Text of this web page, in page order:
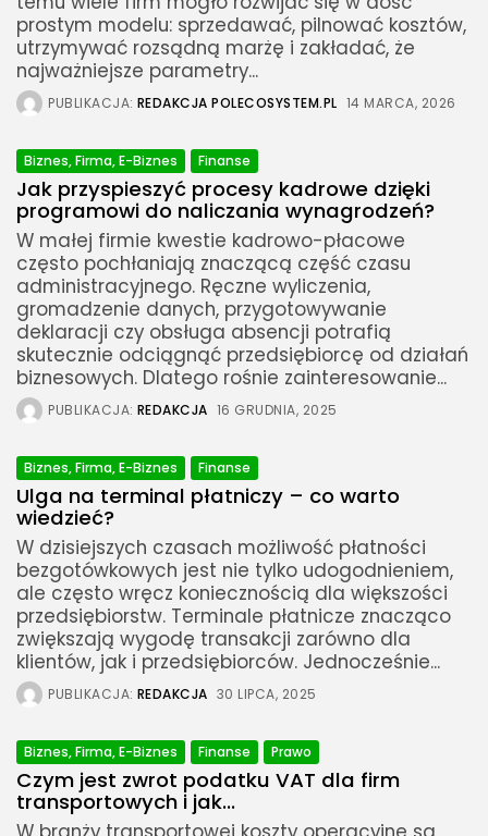
prostym modelu: sprzedawać, pilnować kosztów,
utrzymywać rozsądną marżę i zakładać, że
najważniejsze parametry...
PUBLIKACJA: REDAKCJA POLECOSYSTEM.PL 14 MARCA, 2026
Biznes, Firma, E-Biznes Finanse
Jak przyspieszyć procesy kadrowe dzięki
programowi do naliczania wynagrodzeń?
W małej firmie kwestie kadrowo-płacowe
często pochłaniają znaczącą część czasu
administracyjnego. Ręczne wyliczenia,
gromadzenie danych, przygotowywanie
deklaracji czy obsługa absencji potrafią
skutecznie odciągnąć przedsiębiorcę od działań
biznesowych. Dlatego rośnie zainteresowanie...
PUBLIKACJA: REDAKCJA 16 GRUDNIA, 2025
Biznes, Firma, E-Biznes Finanse
Ulga na terminal płatniczy – co warto
wiedzieć?
W dzisiejszych czasach możliwość płatności
bezgotówkowych jest nie tylko udogodnieniem,
ale często wręcz koniecznością dla większości
przedsiębiorstw. Terminale płatnicze znacząco
zwiększają wygodę transakcji zarówno dla
klientów, jak i przedsiębiorców. Jednocześnie...
PUBLIKACJA: REDAKCJA 30 LIPCA, 2025
Biznes, Firma, E-Biznes Finanse Prawo
Czym jest zwrot podatku VAT dla firm
transportowych i jak...